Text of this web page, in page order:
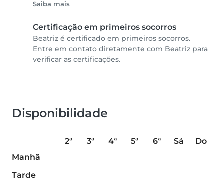
Saiba mais
Certificação em primeiros socorros
Beatriz é certificado em primeiros socorros.
Entre em contato diretamente com Beatriz para
verificar as certificações.
Disponibilidade
2ª 3ª 4ª 5ª 6ª Sá
Do
Manhã
Tarde